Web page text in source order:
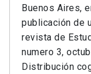
Buenos Aires,
publicación de
revista de
numero 3,
Distribución